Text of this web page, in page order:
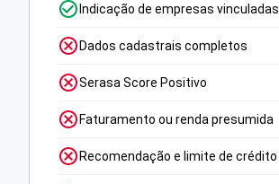
Indicação de empresas vinculadas
Dados cadastrais completos
Serasa Score Positivo
Faturamento ou renda presumida
Recomendação e limite de crédito